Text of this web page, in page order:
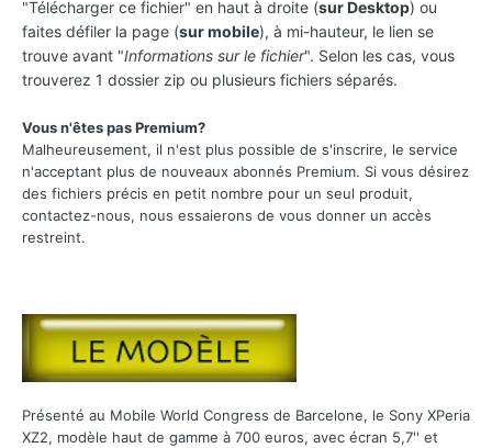
"Télécharger ce fichier" en haut à droite (sur Desktop) ou
faites défiler la page (sur mobile), à mi-hauteur, le lien se
trouve avant "Informations sur le fichier". Selon les cas, vous
trouverez 1 dossier zip ou plusieurs fichiers séparés.
Vous n'êtes pas Premium?
Malheureusement, il n'est plus possible de s'inscrire, le service
n'acceptant plus de nouveaux abonnés Premium. Si vous désirez
des fichiers précis en petit nombre pour un seul produit,
contactez-nous, nous essaierons de vous donner un accès
restreint.
Présenté au Mobile World Congress de Barcelone, le Sony XPeria
XZ2, modèle haut de gamme à 700 euros, avec écran 5,7'' et